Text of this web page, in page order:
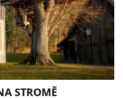
STROMĚ